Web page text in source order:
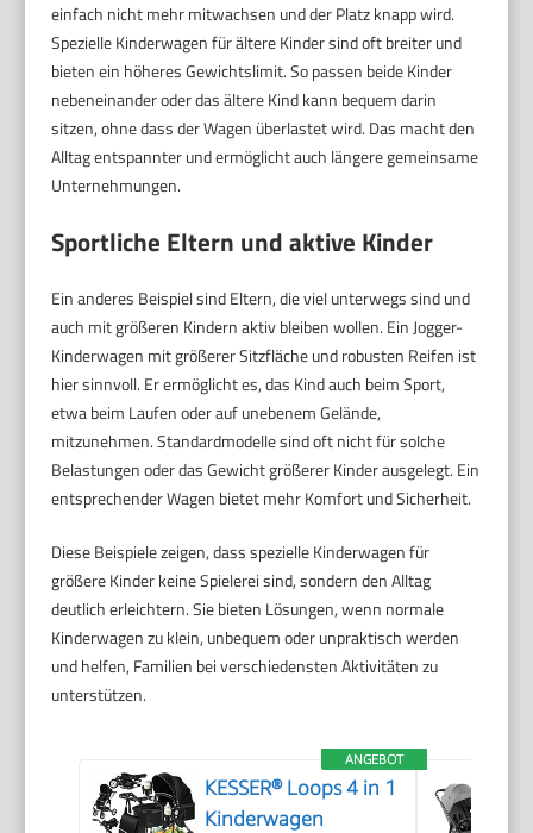
einfach nicht mehr mitwachsen und der Platz knapp wird.
Spezielle Kinderwagen für ältere Kinder sind oft breiter und
bieten ein höheres Gewichtslimit. So passen beide Kinder
nebeneinander oder das ältere Kind kann bequem darin
sitzen, ohne dass der Wagen überlastet wird. Das macht den
Alltag entspannter und ermöglicht auch längere gemeinsame
Unternehmungen.
Sportliche Eltern und aktive Kinder
Ein anderes Beispiel sind Eltern, die viel unterwegs sind und
auch mit größeren Kindern aktiv bleiben wollen. Ein Jogger-
Kinderwagen mit größerer Sitzfläche und robusten Reifen ist
hier sinnvoll. Er ermöglicht es, das Kind auch beim Sport,
etwa beim Laufen oder auf unebenem Gelände,
mitzunehmen. Standardmodelle sind oft nicht für solche
Belastungen oder das Gewicht größerer Kinder ausgelegt. Ein
entsprechender Wagen bietet mehr Komfort und Sicherheit.
Diese Beispiele zeigen, dass spezielle Kinderwagen für
größere Kinder keine Spielerei sind, sondern den Alltag
deutlich erleichtern. Sie bieten Lösungen, wenn normale
Kinderwagen zu klein, unbequem oder unpraktisch werden
und helfen, Familien bei verschiedensten Aktivitäten zu
unterstützen.
ANGEBOT
KESSER® Loops 4 in 1
Kinderwagen